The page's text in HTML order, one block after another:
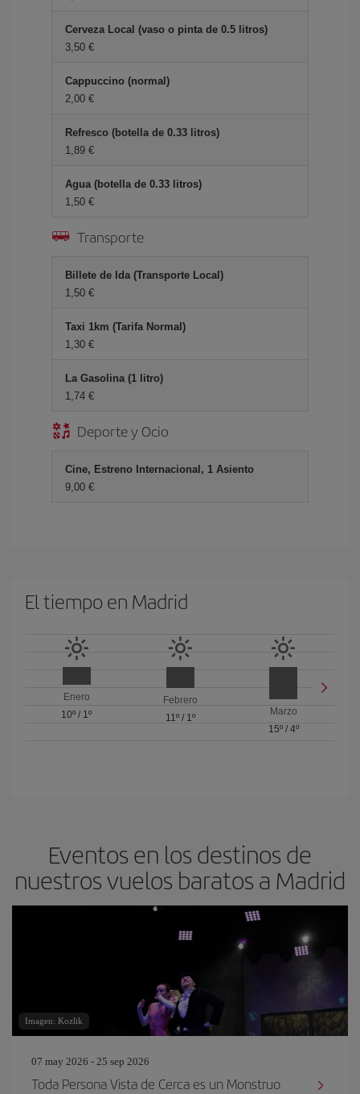
Cerveza Local (vaso o pinta de 0.5 litros)
3,50 €
Cappuccino (normal)
2,00 €
Refresco (botella de 0.33 litros)
1,89 €
Agua (botella de 0.33 litros)
1,50 €
Transporte
Billete de Ida (Transporte Local)
1,50 €
Taxi 1km (Tarifa Normal)
1,30 €
La Gasolina (1 litro)
1,74 €
Deporte y Ocio
Cine, Estreno Internacional, 1 Asiento
9,00 €
El tiempo en Madrid
Enero
10º / 1º
Febrero
11º/ 1º
Marzo
15º/ 4º
Eventos en los destinos de
nuestros vuelos baratos a Madrid
Imagen: Kozlik
07 may 2026 - 25 sep 2026
Toda Persona Vista de Cerca es un Monstruo